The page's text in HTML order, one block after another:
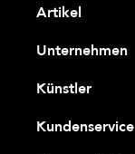
Artikel
Unternehmen
Künstler
Kundenservice